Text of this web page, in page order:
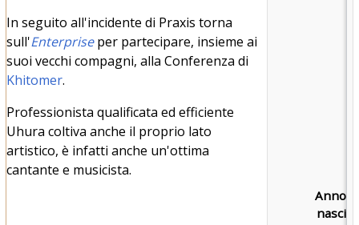
Anno
In seguito all'incidente di Praxis torna
sull'Enterpriseper partecipare, insieme ai
suoi vecchi compagni, alla Conferenza di
Khitomer.
Professionista qualificata ed efficiente
Uhura coltiva anche il proprio lato
artistico, è infatti anche un'ottima
cantante e musicista.